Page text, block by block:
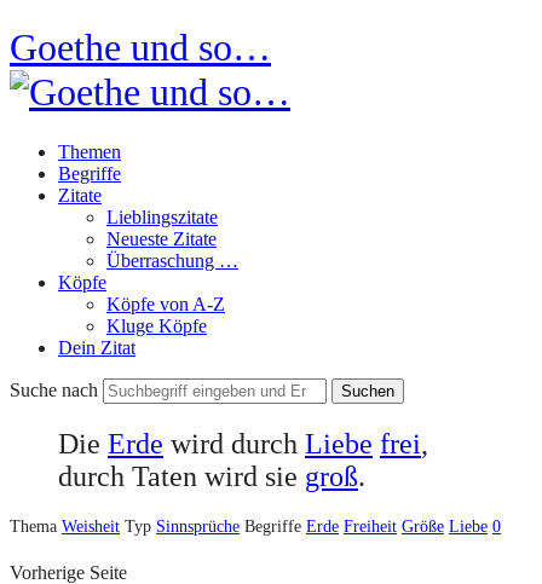
Goethe und so…
Themen
Begriffe
Zitate
Lieblingszitate
Neueste Zitate
Überraschung …
Köpfe
Köpfe von A-Z
Kluge Köpfe
Dein Zitat
Suche nach
Die Erde wird durch Liebe frei,
durch Taten wird sie groß.
Thema Weisheit Typ Sinnsprüche Begriffe Erde Freiheit Größe Liebe 0
Vorherige Seite